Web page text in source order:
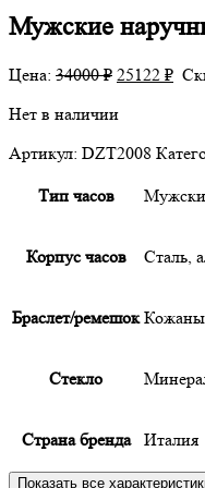
Мужские
Цена: 34000₽
составляла
25122 ₽
Нет в наличии
Артикул: DZT2008
Тип часов
Корпус часов Сталь,
Браслет/ремешок
Cтекло
Страна бренда Италия
Показать все